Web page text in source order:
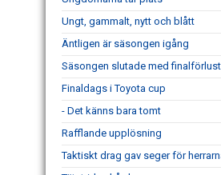
Ungt, gammalt, nytt och blått
Äntligen är säsongen igång
Säsongen slutade med finalförlust
Finaldags i Toyota cup
- Det känns bara tomt
Rafflande upplösning
Taktiskt drag gav seger för